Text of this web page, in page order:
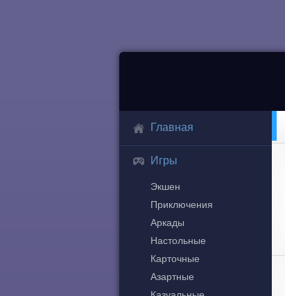
Главная
Игры
Экшен
Приключения
Аркады
Настольные
Карточные
Азартные